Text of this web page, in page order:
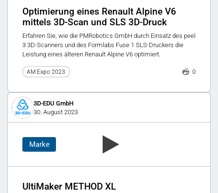
Optimierung eines Renault Alpine V6
mittels 3D-Scan und SLS 3D-Druck
Erfahren Sie, wie die PMRobotics GmbH durch Einsatz des peel
3 3D-Scanners und des Formlabs Fuse 1 SLS-Druckers die
Leistung eines älteren Renault Alpine V6 optimiert.
AM Expo 2023 0
3D-EDU GmbH
30. August 2023
Marke
UltiMaker METHOD XL